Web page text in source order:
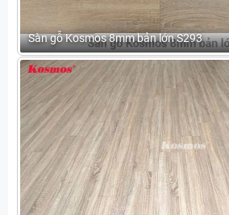
Sàn gỗ Kosmos 8mm bản lớn S293